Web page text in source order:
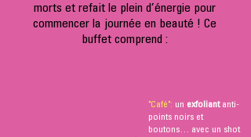
morts et refait le plein d’énergie pour
commencer la journée en beauté ! Ce
buffet comprend :
"Café": un exfoliant anti-
points noirs et
boutons… avec un shot